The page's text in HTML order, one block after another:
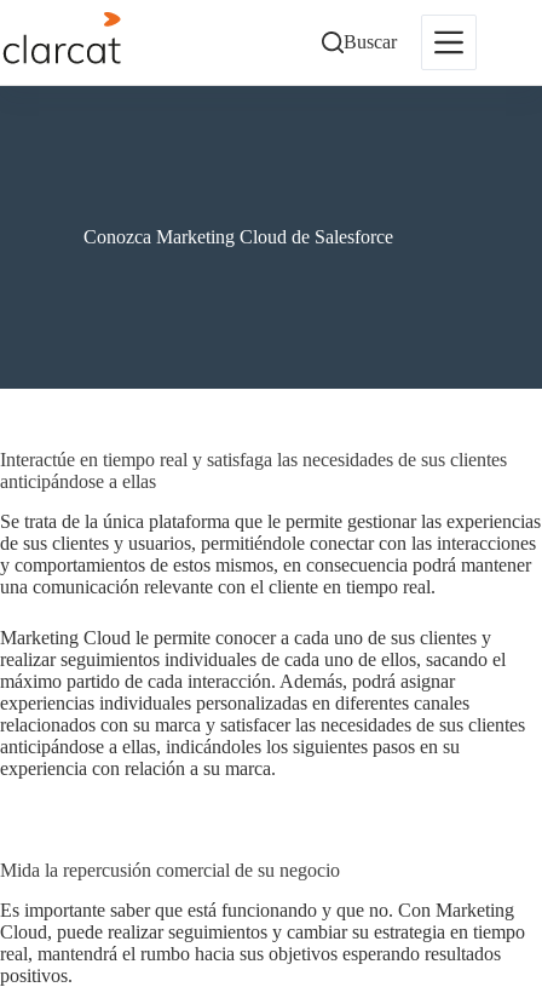
contenido
Buscar
Conozca Marketing Cloud de Salesforce
Interactúe en tiempo real y satisfaga las necesidades de sus clientes
anticipándose a ellas
Se trata de la única plataforma que le permite gestionar las experiencias
de sus clientes y usuarios, permitiéndole conectar con las interacciones
y comportamientos de estos mismos, en consecuencia podrá mantener
una comunicación relevante con el cliente en tiempo real.
Marketing Cloud le permite conocer a cada uno de sus clientes y
realizar seguimientos individuales de cada uno de ellos, sacando el
máximo partido de cada interacción. Además, podrá asignar
experiencias individuales personalizadas en diferentes canales
relacionados con su marca y satisfacer las necesidades de sus clientes
anticipándose a ellas, indicándoles los siguientes pasos en su
experiencia con relación a su marca.
Mida la repercusión comercial de su negocio
Es importante saber que está funcionando y que no. Con Marketing
Cloud, puede realizar seguimientos y cambiar su estrategia en tiempo
real, mantendrá el rumbo hacia sus objetivos esperando resultados
positivos.